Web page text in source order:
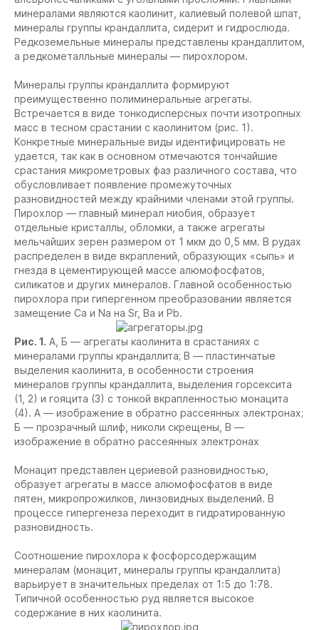
минералами являются каолинит, калиевый полевой шпат,
минералы группы крандаллита, сидерит и гидрослюда.
Редкоземельные минералы представлены крандаллитом,
а редкометалльные минералы — пирохлором.
Минералы группы крандаллита формируют
преимущественно полиминеральные агрегаты.
Встречается в виде тонкодисперсных почти изотропных
масс в тесном срастании с каолинитом (рис. 1).
Конкретные минеральные виды идентифицировать не
удается, так как в основном отмечаются тончайшие
срастания микрометровых фаз различного состава, что
обусловливает появление промежуточных
разновидностей между крайними членами этой группы.
Пирохлор — главный минерал ниобия, образует
отдельные кристаллы, обломки, а также агрегаты
мельчайших зерен размером от 1 мкм до 0,5 мм. В рудах
распределен в виде вкраплений, образующих «сыпь» и
гнезда в цементирующей массе алюмофосфатов,
силикатов и других минералов. Главной особенностью
пирохлора при гипергенном преобразовании является
замещение Ca и Na на Sr, Ba и Pb.
Рис. 1. А, Б — агрегаты каолинита в срастаниях с
минералами группы крандаллита; В — пластинчатые
выделения каолинита, в особенности строения
минералов группы крандаллита, выделения горсексита
(1, 2) и гояцита (3) с тонкой вкрапленностью монацита
(4). А — изображение в обратно рассеянных электронах;
Б — прозрачный шлиф, николи скрещены, В —
изображение в обратно рассеянных электронах
Монацит представлен цериевой разновидностью,
образует агрегаты в массе алюмофосфатов в виде
пятен, микропрожилков, линзовидных выделений. В
процессе гипергенеза переходит в гидратированную
разновидность.
Соотношение пирохлора к фосфорсодержащим
минералам (монацит, минералы группы крандаллита)
варьирует в значительных пределах от 1:5 до 1:78.
Типичной особенностью руд является высокое
содержание в них каолинита.